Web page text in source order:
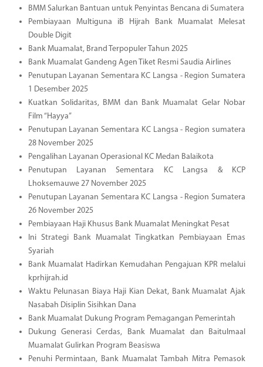
BMM Salurkan Bantuan untuk Penyintas Bencana di Sumatera
Pembiayaan Multiguna iB Hijrah Bank Muamalat Melesat
Double Digit
Bank Muamalat, Brand Terpopuler Tahun 2025
Bank Muamalat Gandeng Agen Tiket Resmi Saudia Airlines
Penutupan Layanan Sementara KC Langsa - Region Sumatera
1 Desember 2025
Kuatkan Solidaritas, BMM dan Bank Muamalat Gelar Nobar
Film “Hayya”
Penutupan Layanan Sementara KC Langsa - Region sumatera
28 November 2025
Pengalihan Layanan Operasional KC Medan Balaikota
Penutupan Layanan Sementara KC Langsa & KCP
Lhoksemauwe 27 November 2025
Penutupan Layanan Sementara KC Langsa - Region Sumatera
26 November 2025
Pembiayaan Haji Khusus Bank Muamalat Meningkat Pesat
Ini Strategi Bank Muamalat Tingkatkan Pembiayaan Emas
Syariah
Bank Muamalat Hadirkan Kemudahan Pengajuan KPR melalui
kprhijrah.id
Waktu Pelunasan Biaya Haji Kian Dekat, Bank Muamalat Ajak
Nasabah Disiplin Sisihkan Dana
Bank Muamalat Dukung Program Pemagangan Pemerintah
Dukung Generasi Cerdas, Bank Muamalat dan Baitulmaal
Muamalat Gulirkan Program Beasiswa
Penuhi Permintaan, Bank Muamalat Tambah Mitra Pemasok